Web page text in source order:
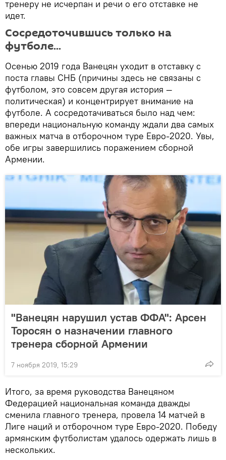
тренеру не исчерпан и речи о его отставке не
идет.
Сосредоточившись только на
футболе...
Осенью 2019 года Ванецян уходит в отставку с
поста главы СНБ (причины здесь не связаны с
футболом, это совсем другая история —
политическая) и концентрирует внимание на
футболе. А сосредотачиваться было над чем:
впереди национальную команду ждали два самых
важных матча в отборочном туре Евро-2020. Увы,
обе игры завершились поражением сборной
Армении.
"Ванецян нарушил устав ФФА": Арсен
Торосян о назначении главного
тренера сборной Армении
7 ноября 2019, 15:29
Итого, за время руководства Ванецяном
Федерацией национальная команда дважды
сменила главного тренера, провела 14 матчей в
Лиге наций и отборочном туре Евро-2020. Победу
армянским футболистам удалось одержать лишь в
нескольких.